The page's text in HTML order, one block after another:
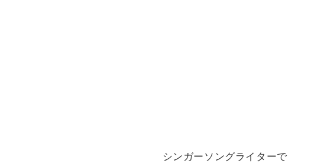
シンガーソングライターで